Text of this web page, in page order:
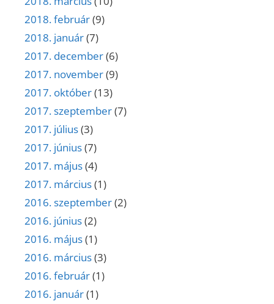
2018. február(9)
2018. január(7)
2017. december(6)
2017. november(9)
2017. október(13)
2017. szeptember(7)
2017. július(3)
2017. június(7)
2017. május(4)
2017. március(1)
2016. szeptember(2)
2016. június(2)
2016. május(1)
2016. március(3)
2016. február(1)
2016. január(1)